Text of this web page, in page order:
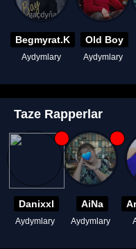
Begmyrat.K
Aydymlary
Old Boy
Aydymlary
Taze Rapperlar
Danixxl
Aydymlary
AiNa
Aydymlary